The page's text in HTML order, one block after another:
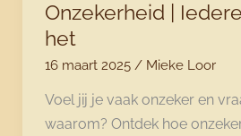
Onzekerheid |
het
16 maart 2025 / Mieke Loor
Voel jij je vaak onzeker en
waarom? Ontdek hoe